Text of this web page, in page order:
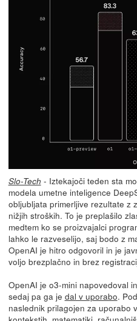
Slo-Tech - Iztekajoči teden sta
modela umetne inteligence
obljubljata primerljive rezultate z
nižjih stroških. To je preplašilo
medtem ko se proizvajalci
lahko le razveselijo, saj bodo z
OpenAI je hitro odgovoril in je
voljo brezplačno in brez
OpenAI je o3-mini napovedoval
sedaj pa ga je dal v uporabo.
naslednik prilagojen za uporabo